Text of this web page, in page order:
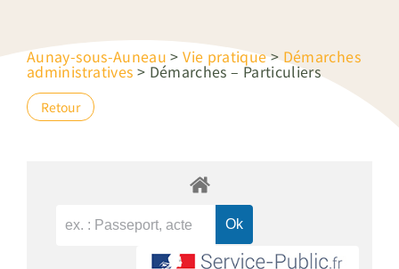
Aunay-sous-Auneau >Vie pratique>Démarches
administratives > Démarches – Particuliers
Retour